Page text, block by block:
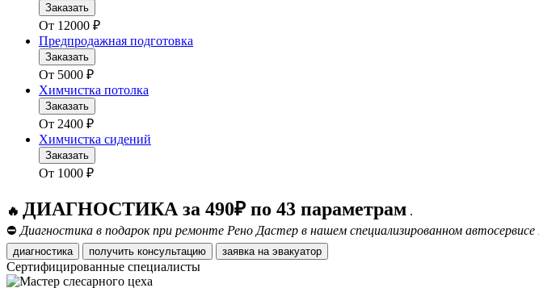
Заказать
От 12000 ₽
Предпродажная подготовка
Заказать
От 5000 ₽
Химчистка потолка
Заказать
От 2400 ₽
Химчистка сидений
Заказать
От 1000 ₽
🔥 ДИАГНОСТИКА за 490₽ по 43 параметрам .
⛔ Диагностика в подарок при ремонте Рено Дастер в нашем специализированном автосервисе
диагностика получить консультацию заявка на эвакуатор
Сертифицированные специалисты